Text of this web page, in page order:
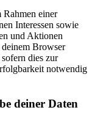
Rahmen einer
Interessen sowie
und Aktionen
Browser
dies zur
notwendig
deiner Daten